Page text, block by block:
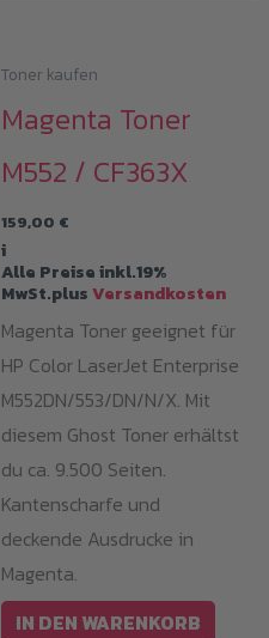
Toner kaufen
Magenta Toner
M552 / CF363X
159,00 €
i
Alle Preise inkl.19%
MwSt.plusVersandkosten
Magenta Toner geeignet für
HP Color LaserJet Enterprise
M552DN/553/DN/N/X. Mit
diesem Ghost Toner erhältst
du ca. 9.500 Seiten.
Kantenscharfe und
deckende Ausdrucke in
Magenta.
IN DEN WARENKORB